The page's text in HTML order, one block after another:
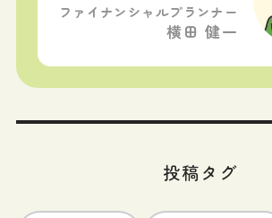
ファイナンシャルプランナー
横田 健一
投稿タグ